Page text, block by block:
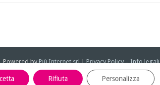
Powered byPiù Internet srl|Privacy Policy–Info legali
Rifiuta Personalizza